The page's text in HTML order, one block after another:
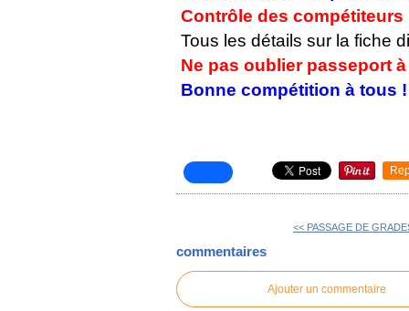
Contrôle des compétiteurs
Tous les détails sur la fiche
Ne pas oublier passeport
Bonne compétition à tous !
<< PASSAGE DE
commentaires
Ajouter un commentaire